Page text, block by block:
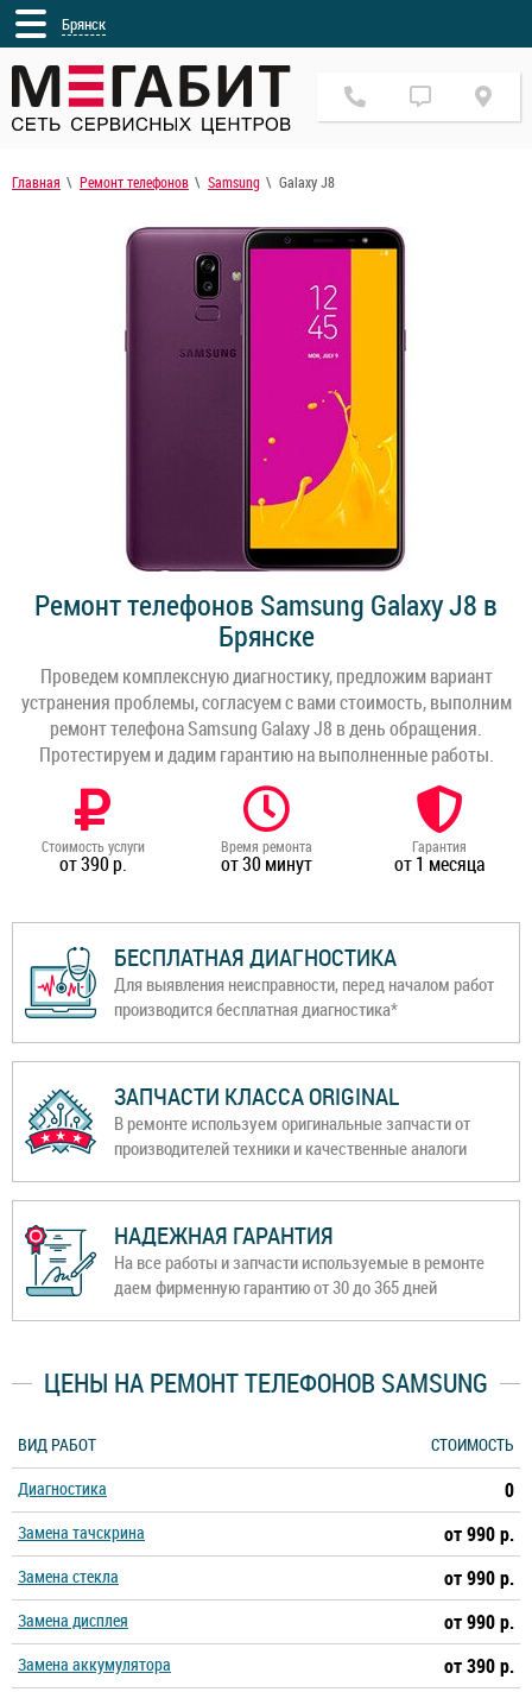
Брянск
Главная Ремонт телефонов Samsung Galaxy J8
Ремонт телефонов Samsung Galaxy J8 в
Брянске
Проведем комплексную диагностику, предложим вариант
устранения проблемы, согласуем с вами стоимость, выполним
ремонт телефона Samsung Galaxy J8 в день обращения.
Протестируем и дадим гарантию на выполненные работы.
Стоимость услуги
от 390 р.
Время ремонта
от 30 минут
Гарантия
от 1 месяца
БЕСПЛАТНАЯ ДИАГНОСТИКА
Для выявления неисправности, перед началом работ
производится бесплатная диагностика*
ЗАПЧАСТИ КЛАССА ORIGINAL
В ремонте используем оригинальные запчасти от
производителей техники и качественные аналоги
НАДЕЖНАЯ ГАРАНТИЯ
На все работы и запчасти используемые в ремонте
даем фирменную гарантию от 30 до 365 дней
ЦЕНЫ НА РЕМОНТ ТЕЛЕФОНОВ SAMSUNG
ВИД РАБОТ
СТОИМОСТЬ
Диагностика
0
Замена тачскрина от 990 р.
Замена стекла от 990 р.
Замена дисплея от 990 р.
Замена аккумулятора от 390 р.